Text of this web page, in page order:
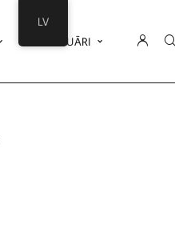
AKSESUĀRI
LV